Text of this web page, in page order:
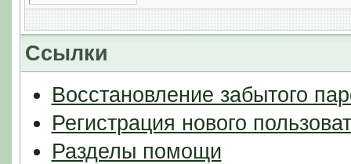
Ссылки
Восстановление забытого
Регистрация нового
Разделы помощи